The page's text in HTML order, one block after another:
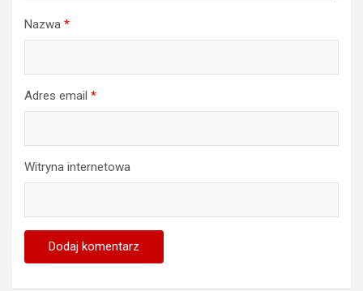
Nazwa *
Adres email *
Witryna internetowa